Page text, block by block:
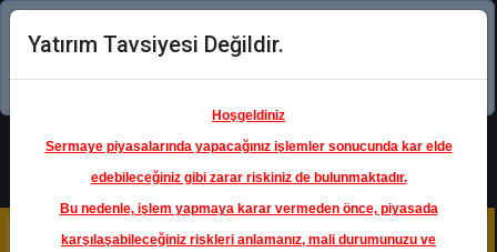
Şimdi uygulamayı indirin!
Yatırım Tavsiyesi Değildir.
Hoşgeldiniz
Sermaye piyasalarında yapacağınız işlemler sonucunda kar elde
edebileceğiniz gibi zarar riskiniz de bulunmaktadır.
Bu nedenle, işlem yapmaya karar vermeden önce, piyasada
karşılaşabileceğiniz riskleri anlamanız, mali durumunuzu ve